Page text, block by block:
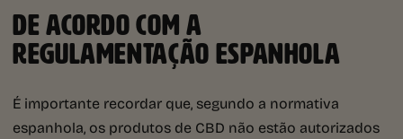
DE ACORDO COM A
REGULAMENTAÇÃO ESPANHOLA
É importante recordar que, segundo a normativa
espanhola, os produtos de CBD não estão autorizados